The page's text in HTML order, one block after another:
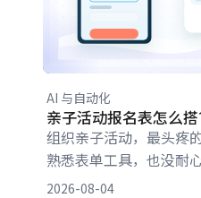
AI 与自动化
亲子活动报名表怎么
组织亲子活动，最头疼
熟悉表单工具，也没耐
据 AI 助手，把需求用日
2026-08-04